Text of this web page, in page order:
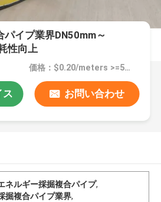
イプ業界DN50mm～
性向上
価格：$0.20/meters >=500 meters
ス お問い合わせ
ネルギー採掘複合パイプ,
掘複合パイプ業界,